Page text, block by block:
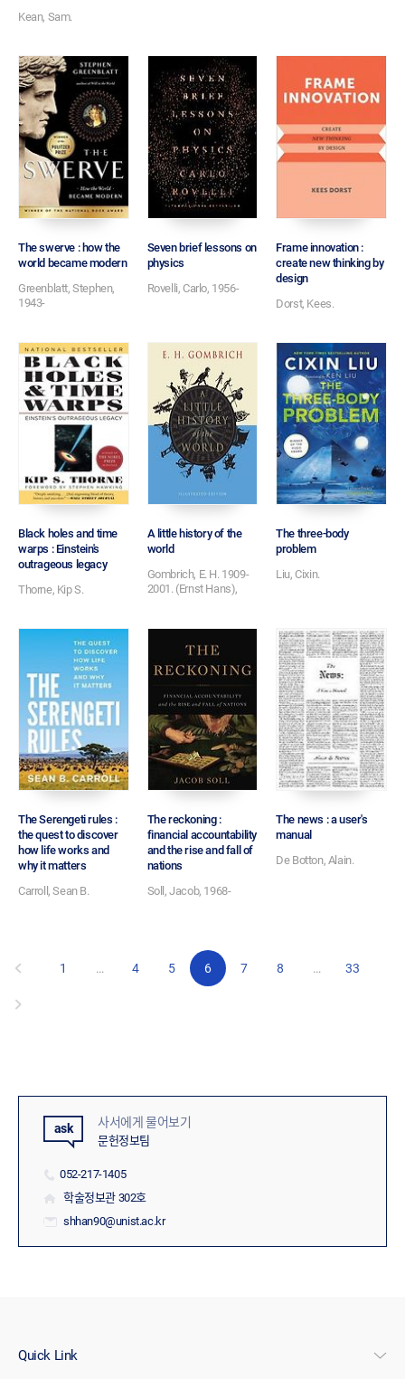
Kean, Sam.
The swerve : how the
world became modern
Greenblatt, Stephen,
1943-
Seven brief lessons on
physics
Rovelli, Carlo, 1956-
Frame innovation :
create new thinking by
design
Dorst, Kees.
Black holes and time
warps : Einstein's
outrageous legacy
Thorne, Kip S.
A little history of the
world
Gombrich, E. H. 1909-
2001. (Ernst Hans),
The three-body
problem
Liu, Cixin.
The Serengeti rules :
the quest to discover
how life works and
why it matters
Carroll, Sean B.
The reckoning :
financial accountability
and the rise and fall of
nations
Soll, Jacob, 1968-
The news : a user's
manual
De Botton, Alain.
1 … 4 5 6 7 8 … 33
사서에게 물어보기
문헌정보팀
052-217-1405
학술정보관 302호
shhan90@unist.ac.kr
Quick Link